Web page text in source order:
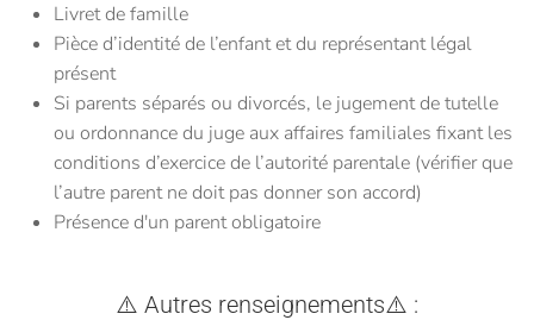
Livret de famille
Pièce d’identité de l’enfant et du représentant légal
présent
Si parents séparés ou divorcés, le jugement de tutelle
ou ordonnance du juge aux affaires familiales fixant les
conditions d’exercice de l’autorité parentale (vérifier que
l’autre parent ne doit pas donner son accord)
Présence d'un parent obligatoire
⚠️ Autres renseignements⚠️ :